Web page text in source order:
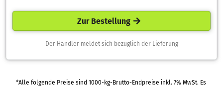
Zur Bestellung
Der Händler meldet sich bezüglich der Lieferung
*Alle folgende Preise sind 1000-kg-Brutto-Endpreise inkl. 7% MwSt. Es